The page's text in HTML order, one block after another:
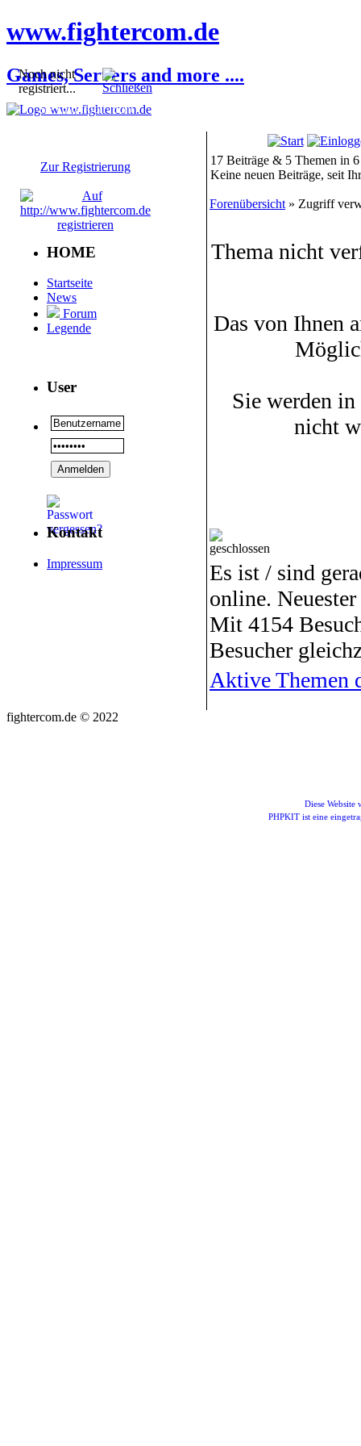
www.fightercom.de
Games, Servers and more ....
HOME
Startseite
News
Forum
Legende
User
Kontakt
Impressum
17 Beiträge & 5 Themen in
Keine neuen Beiträge, seit
Forenübersicht » Zugriff
Thema nicht
Das von Ihnen
Sie werden
nicht
Es ist / sind
online.
Mit 4154
Besucher
Aktive Themen
fightercom.de © 2022
Noch nicht
registriert...
Sie sind noch nicht
Zur Registrierung
Diese Website
PHPKIT ist eine